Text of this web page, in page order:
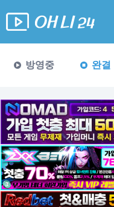
방영중 완결